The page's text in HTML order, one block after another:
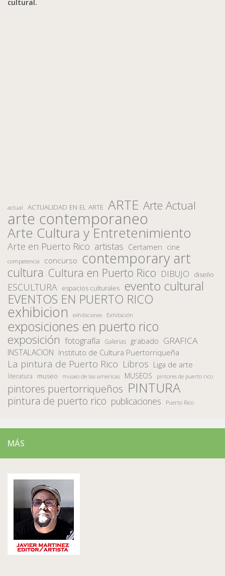
cultural.
actual ACTUALIDAD EN EL ARTE ARTE Arte Actual
arte contemporaneo
Arte Cultura y Entretenimiento
Arte en Puerto Rico artistas Certamen cine
competencia concurso contemporary art
cultura Cultura en Puerto Rico DIBUJO diseño
ESCULTURA espacios culturales evento cultural
EVENTOS EN PUERTO RICO
exhibicion exhibiciones Exhibición
exposiciones en puerto rico
exposición fotografía Galerias grabado GRAFICA
INSTALACION Instituto de Cultura Puertorriqueña
La pintura de Puerto Rico Libros Liga de arte
literatura museo museo de las americas MUSEOS pintores de puerto rico
pintores puertorriqueños PINTURA
pintura de puerto rico publicaciones Puerto Rico
MÁS